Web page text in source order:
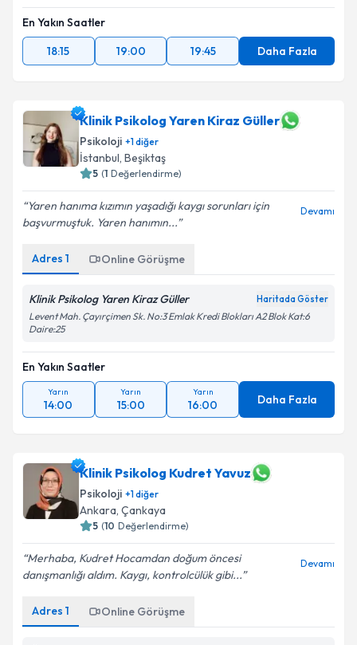
En Yakın Saatler
18:15
19:00 19:45 Daha Fazla
Klinik Psikolog Yaren Kiraz Güller
Psikoloji diğer
İstanbul, Beşiktaş
( Değerlendirme)
Yaren hanıma kızımın yaşadığı kaygı sorunları için
başvurmuştuk. Yaren hanımın...
Adres 1 Online Görüşme
Klinik Psikolog Yaren Kiraz Güller
Levent Mah. Çayırçimen Sk. No:3 Emlak Kredi Blokları A2 Blok Kat:6
En Yakın Saatler
Yarın
14:00
Yarın
15:00
Yarın
16:00 Daha Fazla
Klinik Psikolog Kudret Yavuz
Psikoloji diğer
Ankara,Çankaya
( Değerlendirme)
Merhaba, Kudret Hocamdan doğum öncesi
danışmanlığı aldım. Kaygı, kontrolcülük gibi...
Adres 1 Online Görüşme